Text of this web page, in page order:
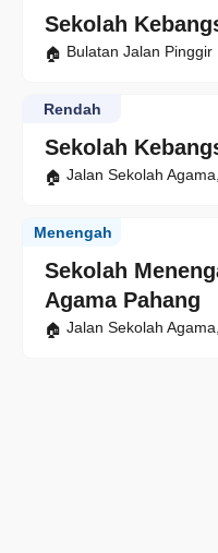
Sekolah
Bulatan Jalan
Sekolah
Rendah
Jalan Sekolah
Sekolah
Agama Pahang
Menengah
Jalan Sekolah